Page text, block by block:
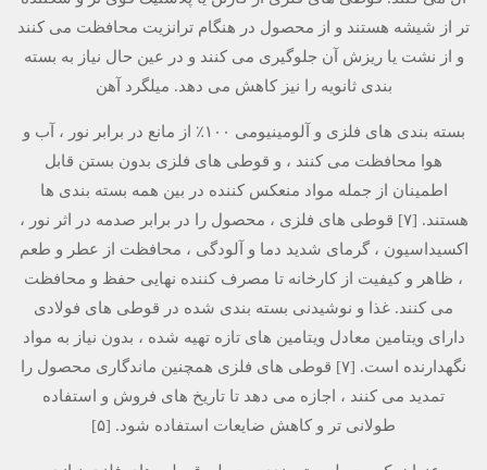
تر از شیشه هستند و از محصول در هنگام ترانزیت محافظت می کنند
و از نشت یا ریزش آن جلوگیری می کنند و در عین حال نیاز به بسته
بندی ثانویه را نیز کاهش می دهد. میلگرد آهن
بسته بندی های فلزی و آلومینیومی ۱۰۰٪ از مانع در برابر نور ، آب و
هوا محافظت می كنند ، و قوطی های فلزی بدون بستن قابل
اطمینان از جمله مواد منعكس كننده در بین همه بسته بندی ها
هستند. [۷] قوطی های فلزی ، محصول را در برابر صدمه در اثر نور ،
اکسیداسیون ، گرمای شدید دما و آلودگی ، محافظت از عطر و طعم
، ظاهر و کیفیت از کارخانه تا مصرف کننده نهایی حفظ و محافظت
می کنند. غذا و نوشیدنی بسته بندی شده در قوطی های فولادی
دارای ویتامین معادل ویتامین های تازه تهیه شده ، بدون نیاز به مواد
نگهدارنده است. [۷] قوطی های فلزی همچنین ماندگاری محصول را
تمدید می کنند ، اجازه می دهد تا تاریخ های فروش و استفاده
طولانی تر و کاهش ضایعات استفاده شود. [۵]